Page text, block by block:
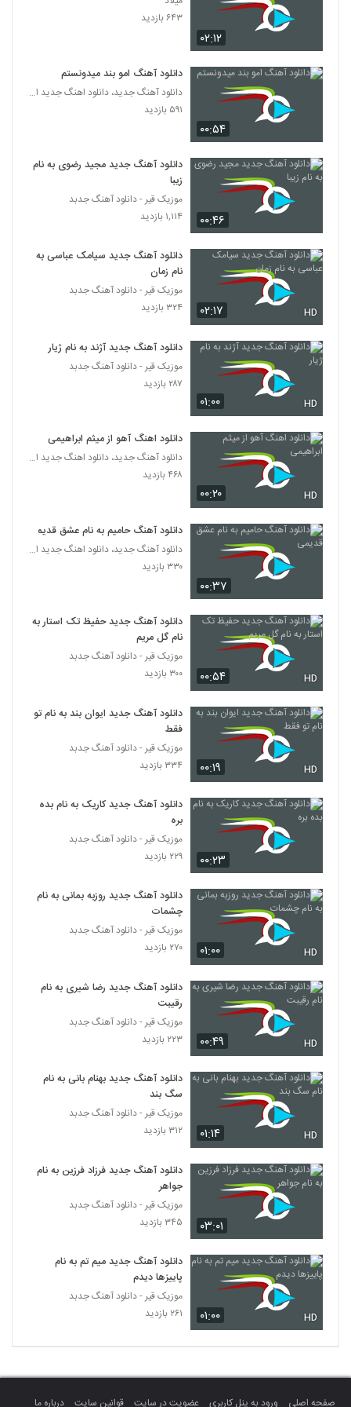
۰۲:۱۲
۶۴۳ بازدید
۰۰:۵۴
دانلود آهنگ امو بند میدونستم
دانلود آهنگ جدید، دانلود اهنگ جدید ایرانی
۵۹۱ بازدید
۰۰:۴۶
دانلود آهنگ جدید مجید رضوی به نام
زیبا
موزیک قیر - دانلود آهنگ جدبد
۱,۱۱۴ بازدید
۰۲:۱۷ HD
دانلود آهنگ جدید سیامک عباسی به
نام زمان
موزیک قیر - دانلود آهنگ جدبد
۳۲۴ بازدید
۰۱:۰۰ HD
دانلود آهنگ جدید آژند به نام ژیار
موزیک قیر - دانلود آهنگ جدبد
۲۸۷ بازدید
۰۰:۲۰ HD
دانلود اهنگ آهو از میثم ابراهیمی
دانلود آهنگ جدید، دانلود اهنگ جدید ایرانی
۴۶۸ بازدید
۰۰:۳۷
دانلود آهنگ حامیم به نام عشق قدیمی
دانلود آهنگ جدید، دانلود اهنگ جدید ایرانی
۳۳۰ بازدید
۰۰:۵۴ HD
دانلود آهنگ جدید حفیظ تک استار به
نام گل مریم
موزیک قیر - دانلود آهنگ جدبد
۳۰۰ بازدید
۰۰:۱۹ HD
دانلود آهنگ جدید ایوان بند به نام تو
فقط
موزیک قیر - دانلود آهنگ جدبد
۳۳۴ بازدید
۰۰:۲۳
دانلود آهنگ جدید کاریک به نام بده
بره
موزیک قیر - دانلود آهنگ جدبد
۲۲۹ بازدید
۰۱:۰۰ HD
دانلود آهنگ جدید روزبه بمانی به نام
چشمات
موزیک قیر - دانلود آهنگ جدبد
۲۷۰ بازدید
۰۰:۴۹ HD
دانلود آهنگ جدید رضا شیری به نام
رقیبت
موزیک قیر - دانلود آهنگ جدبد
۲۲۳ بازدید
۰۱:۱۴ HD
دانلود آهنگ جدید بهنام بانی به نام
سگ بند
موزیک قیر - دانلود آهنگ جدبد
۳۱۲ بازدید
۰۳:۰۱
دانلود آهنگ جدید فرزاد فرزین به نام
جواهر
موزیک قیر - دانلود آهنگ جدبد
۳۴۵ بازدید
۰۱:۰۰ HD
دانلود آهنگ جدید میم تم به نام
پاییزها دیدم
موزیک قیر - دانلود آهنگ جدبد
۲۶۱ بازدید
صفحه اصلی ورود به پنل کاربری عضویت در سایت قوانین سایت درباره ما